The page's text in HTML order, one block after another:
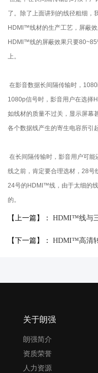
了。除了上面讲到的线径粗细，
HDMI™线材的生产工艺，屏蔽
HDMI™线的屏蔽效果只要
上。
在影音数据长间隔传输时，
1080p信号时，影音用户在选择
如线材的质量不过关，显示屏幕
各个数据线产生的寄生电容所引起
在长间隔传输时，影音用户可
线之前，肯定要合理选材，28号
24号的HDMI™线，由于太细的
的。
【上一篇】： HDMI™线与
【下一篇】： HDMI™高清
关于朗强
朗强简介
资质荣誉
人力资源